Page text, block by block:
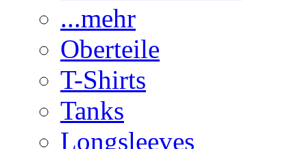
...mehr
Oberteile
T-Shirts
Tanks
Longsleeves